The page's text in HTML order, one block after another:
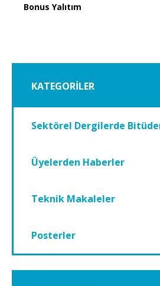
Bonus Yalıtım
KATEGORİLER
Sektörel Dergilerde
Üyelerden Haberler
Teknik Makaleler
Posterler